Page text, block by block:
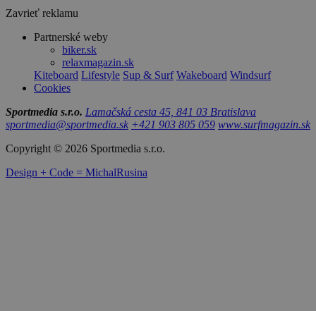
Zavrieť reklamu
Partnerské weby
biker.sk
relaxmagazin.sk
Kiteboard Lifestyle Sup & Surf Wakeboard Windsurf
Cookies
Sportmedia s.r.o. Lamačská cesta 45, 841 03 Bratislava
sportmedia@sportmedia.sk +421 903 805 059 www.surfmagazin.sk
Copyright © 2026 Sportmedia s.r.o.
Design + Code = MichalRusina